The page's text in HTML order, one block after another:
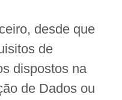
desde que
de
dispostos na
de Dados ou